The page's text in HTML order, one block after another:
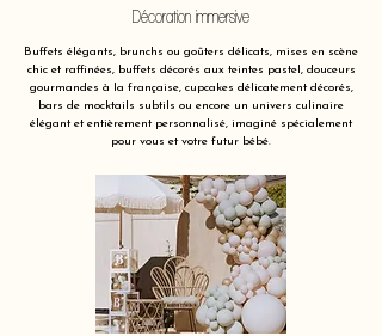
Décoration immersive
Buffets élégants, brunchs ou goûters délicats, mises en scène
chic et raffinées, buffets décorés aux teintes pastel, douceurs
gourmandes à la française, cupcakes délicatement décorés,
bars de mocktails subtils ou encore un univers culinaire
élégant et entièrement personnalisé, imaginé spécialement
pour vous et votre futur bébé.